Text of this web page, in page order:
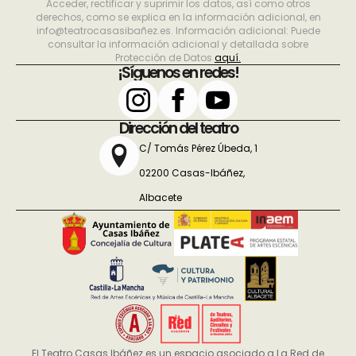
Acceder, rectificar y suprimir los datos, así como otros
derechos, como se explica en la información adicional, en
info@teatrocasasibañez.es. Información adicional: Puede
consultar la información adicional y detallada sobre
Protección de Datos aquí.
¡Síguenos en redes!
Dirección del teatro
C/ Tomás Pérez Úbeda, 1
02200 Casas-Ibáñez,
Albacete
El Teatro Casas Ibáñez es un espacio asociado a La Red de